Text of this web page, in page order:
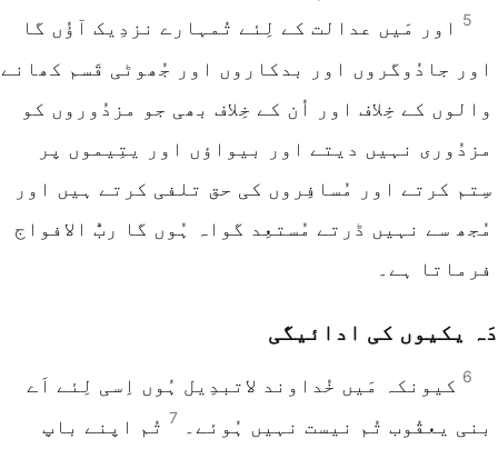
5
اور مَیں عدالت کے لِئے تُمہارے نزدِیک آؤُں گا
اور جادُوگروں اور بدکاروں اور جُھوٹی قَسم کھانے
والوں کے خِلاف اور اُن کے خِلاف بھی جو مزدُوروں کو
مزدُوری نہیں دیتے اور بیواؤں اور یتِیموں پر
سِتم کرتے اور مُسافِروں کی حق تلفی کرتے ہیں اور
مُجھ سے نہیں ڈرتے مُستعِد گواہ ہُوں گا ربُّ الافواج
فرماتا ہے۔
دَہ یکیوں کی ادائیگی
6 کیونکہ مَیں خُداوند لاتبدِیل ہُوں اِسی لِئے اَے
بنی یعقُوب تُم نیست نہیں ہُوئے۔
7 تُم اپنے باپ